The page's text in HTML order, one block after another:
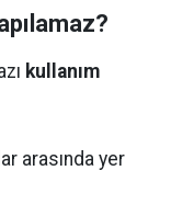
kullanım
arasında yer